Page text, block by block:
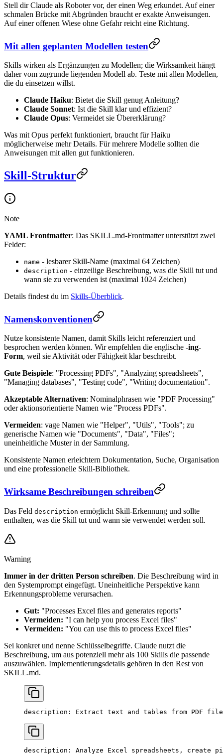
Stell dir Claude als Roboter vor, der einen Weg erkundet. Auf einer
schmalen Brücke mit Abgründen braucht er exakte Anweisungen.
Auf einer offenen Wiese ohne Gefahr reicht eine Richtung.
Mit allen geplanten Modellen testen
Skills wirken als Ergänzungen zu Modellen; die Wirksamkeit hängt
daher vom zugrunde liegenden Modell ab. Teste mit allen Modellen,
die du einsetzen willst.
Claude Haiku: Bietet die Skill genug Anleitung?
Claude Sonnet: Ist die Skill klar und effizient?
Claude Opus: Vermeidet sie Übererklärung?
Was mit Opus perfekt funktioniert, braucht für Haiku
möglicherweise mehr Details. Für mehrere Modelle sollten die
Anweisungen mit allen gut funktionieren.
Skill-Struktur
Note
YAML Frontmatter: Das SKILL.md-Frontmatter unterstützt zwei
Felder:
name - lesbarer Skill-Name (maximal 64 Zeichen)
description - einzeilige Beschreibung, was die Skill tut und
wann sie zu verwenden ist (maximal 1024 Zeichen)
Details findest du im Skills-Überblick.
Namenskonventionen
Nutze konsistente Namen, damit Skills leicht referenziert und
besprochen werden können. Wir empfehlen die englische -ing-
Form, weil sie Aktivität oder Fähigkeit klar beschreibt.
Gute Beispiele: "Processing PDFs", "Analyzing spreadsheets",
"Managing databases", "Testing code", "Writing documentation".
Akzeptable Alternativen: Nominalphrasen wie "PDF Processing"
oder aktionsorientierte Namen wie "Process PDFs".
Vermeiden: vage Namen wie "Helper", "Utils", "Tools"; zu
generische Namen wie "Documents", "Data", "Files";
uneinheitliche Muster in der Sammlung.
Konsistente Namen erleichtern Dokumentation, Suche, Organisation
und eine professionelle Skill-Bibliothek.
Wirksame Beschreibungen schreiben
Das Feld description ermöglicht Skill-Erkennung und sollte
enthalten, was die Skill tut und wann sie verwendet werden soll.
Warning
Immer in der dritten Person schreiben. Die Beschreibung wird in
den Systemprompt eingefügt. Uneinheitliche Perspektive kann
Erkennungsprobleme verursachen.
Gut: "Processes Excel files and generates reports"
Vermeiden: "I can help you process Excel files"
Vermeiden: "You can use this to process Excel files"
Sei konkret und nenne Schlüsselbegriffe. Claude nutzt die
Beschreibung, um aus potenziell mehr als 100 Skills die passende
auszuwählen. Implementierungsdetails gehören in den Rest von
SKILL.md.
description : Extract text and tables from PDF
description : Analyze Excel spreadsheets,